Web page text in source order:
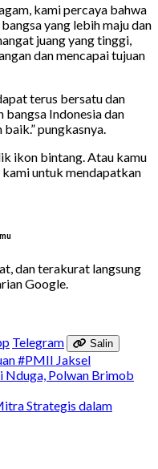
kami percaya bahwa
yang lebih maju dan
juang yang tinggi,
dan mencapai tujuan
terus bersatu dan
bangsa Indonesia dan
pungkasnya.
ikon bintang. Atau kamu
untuk mendapatkan
dan terakurat langsung
Google.
Telegram Salin
#PMII Jaksel
Nduga, Polwan Brimob
Strategis dalam